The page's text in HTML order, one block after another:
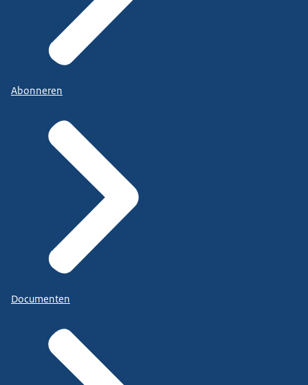
Abonneren
Documenten